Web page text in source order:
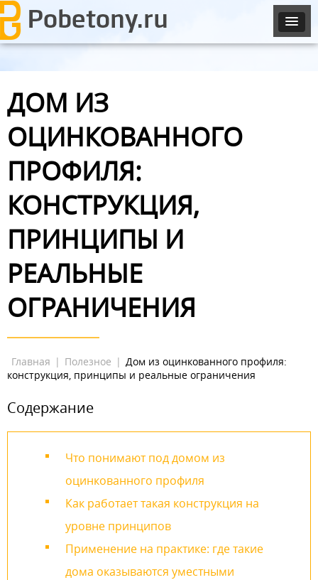
ДОМ ИЗ
ОЦИНКОВАННОГО
ПРОФИЛЯ:
КОНСТРУКЦИЯ,
ПРИНЦИПЫ И
РЕАЛЬНЫЕ
ОГРАНИЧЕНИЯ
Главная | Полезное | Дом из оцинкованного профиля:
конструкция, принципы и реальные ограничения
Содержание
Что понимают под домом из
оцинкованного профиля
Как работает такая конструкция на
уровне принципов
Применение на практике: где такие
дома оказываются уместными